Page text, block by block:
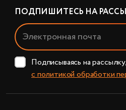
ПОДПИШИТЕСЬ НА
Подписываясь на
с политикой обработки